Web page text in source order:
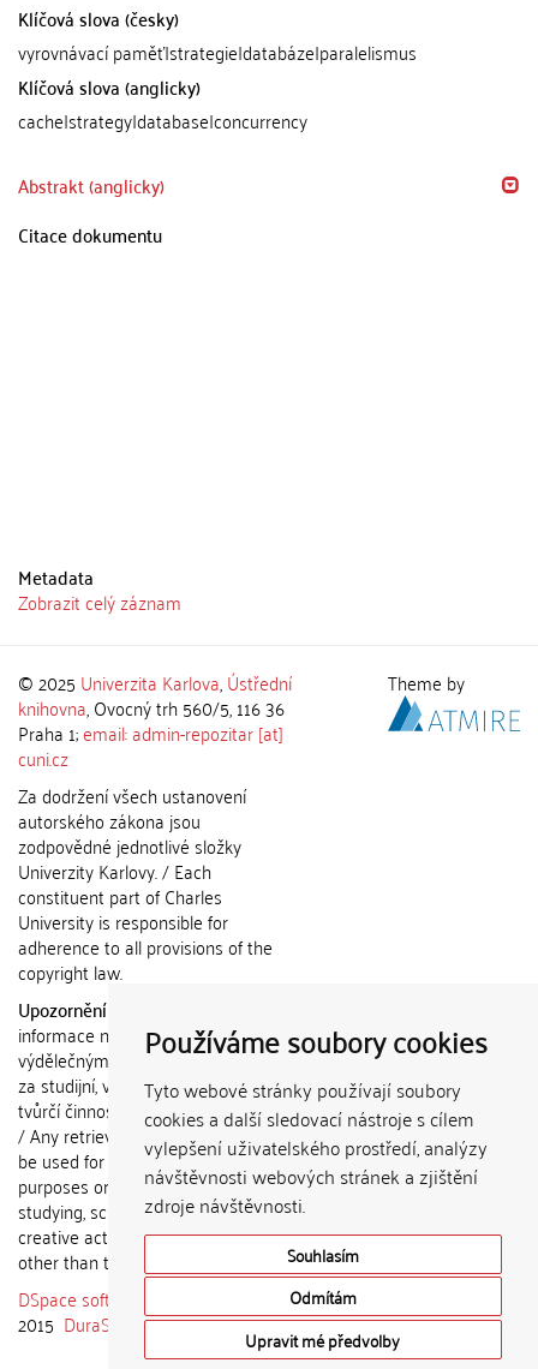
Používáme soubory cookies
Tyto webové stránky používají soubory
cookies a další sledovací nástroje s cílem
vylepšení uživatelského prostředí, analýzy
návštěvnosti webových stránek a zjištění
zdroje návštěvnosti.
Souhlasím
Odmítám
Upravit mé předvolby
Klíčová slova (česky)
vyrovnávací paměť|strategie|databáze|paralelismus
Klíčová slova (anglicky)
cache|strategy|database|concurrency
Abstrakt (anglicky)
Citace dokumentu
Metadata
Zobrazit celý záznam
© 2025 Univerzita Karlova,Ústřední
knihovna, Ovocný trh 560/5, 116 36
Praha 1;email: admin-repozitar [at]
cuni.cz
Za dodržení všech ustanovení
autorského zákona jsou
zodpovědné jednotlivé složky
Univerzity Karlovy. / Each
constituent part of Charles
University is responsible for
adherence to all provisions of the
copyright law.
Upozornění / Notice:
informace nemohou být použity k
výdělečným účelům nebo vydávány
za studijní, vědeckou nebo jinou
tvůrčí činnost jiné osoby než autora.
/ Any retrieved information shall not
be used for any commercial
purposes or claimed as results of
studying, scientific or any other
creative activities of any person
other than the author.
DSpace software
copyright © 2002-
2015 DuraSpace
Theme by